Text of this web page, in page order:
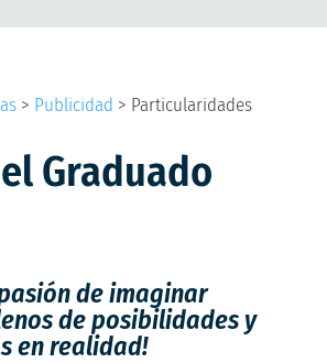
> Publicidad > Particularidades
Graduado
de imaginar
de posibilidades y
en realidad!